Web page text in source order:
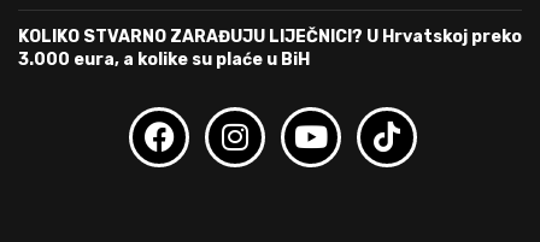
KOLIKO STVARNO ZARAĐUJU LIJEČNICI? U Hrvatskoj preko
3.000 eura, a kolike su plaće u BiH